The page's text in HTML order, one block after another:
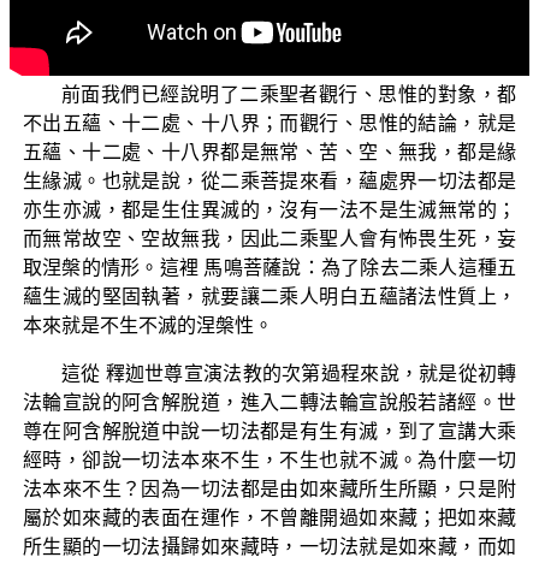
若究竟離分別執著，則知一切染法淨法皆相待立。】
（《大乘起信論》卷2）從這裡來加以說明。
前面我們已經說明了二乘聖者觀行、思惟的對象，都
不出五蘊、十二處、十八界；而觀行、思惟的結論，就是
五蘊、十二處、十八界都是無常、苦、空、無我，都是緣
生緣滅。也就是說，從二乘菩提來看，蘊處界一切法都是
亦生亦滅，都是生住異滅的，沒有一法不是生滅無常的；
而無常故空、空故無我，因此二乘聖人會有怖畏生死，妄
取涅槃的情形。這裡 馬鳴菩薩說：為了除去二乘人這種五
蘊生滅的堅固執著，就要讓二乘人明白五蘊諸法性質上，
本來就是不生不滅的涅槃性。
這從 釋迦世尊宣演法教的次第過程來說，就是從初轉
法輪宣說的阿含解脫道，進入二轉法輪宣說般若諸經。世
尊在阿含解脫道中說一切法都是有生有滅，到了宣講大乘
經時，卻說一切法本來不生，不生也就不滅。為什麼一切
法本來不生？因為一切法都是由如來藏所生所顯，只是附
屬於如來藏的表面在運作，不曾離開過如來藏；把如來藏
所生顯的一切法攝歸如來藏時，一切法就是如來藏，而如